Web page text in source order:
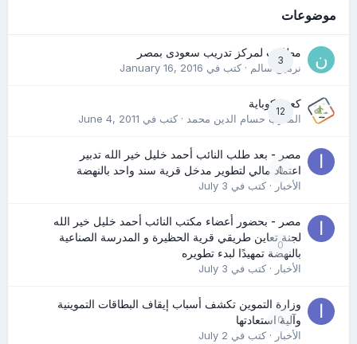
موضوعات
3
مطلوب لمركز تدريب سعودى بمصر
نرمين سالم· كتب في January 16, 2016
12
كعب كوباية
المدرب حسام الدين محمد· كتب في June 4, 2011
0
مصر - بعد طلب النائب أحمد خليل خير الله تدبير
اعتماد مالي لتطوير مدخل قرية سند واحد بالنهضة
الأخبار· كتب في July 3
0
مصر - بحضور أعضاء مكتب النائب أحمد خليل خير الله
لجنة تعاين طريقي قرية الحظيرة و المدرسة الصناعية
بالنهضة تمهيدًا لبدء تطويره
الأخبار· كتب في July 3
0
وزارة التموين تكشف أسباب إيقاف البطاقات التموينية
وآلية استعادتها
الأخبار· كتب في July 2